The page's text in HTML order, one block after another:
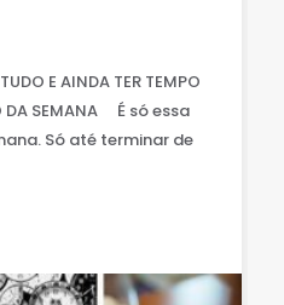
E AINDA TER TEMPO
DA SEMANA ⠀ É só essa
Só até terminar de